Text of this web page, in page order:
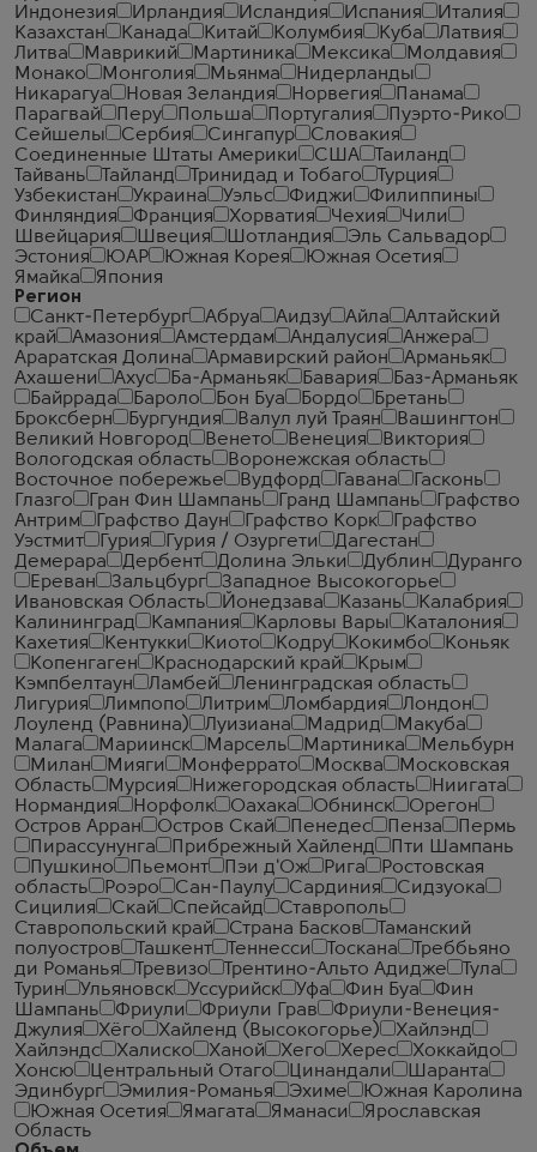
Индонезия
Ирландия Исландия Испания
Италия
Казахстан
Канада Китай Колумбия Куба
Латвия
Литва
Маврикий Мартиника Мексика
Молдавия
Монако
Монголия Мьянма
Нидерланды
Никарагуа
Новая Зеландия Норвегия
Панама
Парагвай
Перу Польша Португалия
Пуэрто-Рико
Сейшелы
Сербия Сингапур
Словакия
Соединенные Штаты Америки
США
Таиланд
Тайвань
Тайланд Тринидад и Тобаго
Турция
Узбекистан
Украина Уэльс Фиджи
Филиппины
Финляндия
Франция Хорватия Чехия
Чили
Швейцария
Швеция Шотландия
Эль Сальвадор
Эстония
ЮАР Южная Корея
Южная Осетия
Ямайка
Япония
Регион
Санкт-Петербург
Абруа Аидзу Айла
Алтайский
край
Амазония Амстердам Андалусия
Анжера
Араратская Долина
Армавирский район
Арманьяк
Ахашени
Ахус Ба-Арманьяк Бавария
Баз-Арманьяк
Байррада
Бароло Бон Буа Бордо
Бретань
Броксберн
Бургундия Валул луй Траян
Вашингтон
Великий Новгород
Венето Венеция
Виктория
Вологодская область
Воронежская область
Восточное побережье
Вудфорд Гавана
Гасконь
Глазго
Гран Фин Шампань Гранд Шампань
Графство
Антрим
Графство Даун Графство Корк
Графство
Уэстмит
Гурия Гурия / Озургети
Дагестан
Демерара
Дербент Долина Эльки Дублин
Дуранго
Ереван
Зальцбург
Западное Высокогорье
Ивановская Область
Йонедзава Казань
Калабрия
Калининград
Кампания Карловы Вары
Каталония
Кахетия
Кентукки Киото Кодру Кокимбо
Коньяк
Копенгаген
Краснодарский край
Крым
Кэмпбелтаун
Ламбей
Ленинградская область
Лигурия
Лимпопо Литрим Ломбардия
Лондон
Лоуленд (Равнина)
Луизиана Мадрид
Макуба
Малага
Мариинск Марсель Мартиника
Мельбурн
Милан
Мияги Монферрато Москва
Московская
Область
Мурсия Нижегородская область
Ниигата
Нормандия
Норфолк Оахака Обнинск
Орегон
Остров Арран
Остров Скай Пенедес Пенза
Пермь
Пирассунунга
Прибрежный Хайленд
Пти Шампань
Пушкино
Пьемонт Пэи д'Ож Рига
Ростовская
область
Роэро Сан-Паулу Сардиния
Сидзуока
Сицилия
Скай Спейсайд
Ставрополь
Ставропольский край
Страна Басков
Таманский
полуостров
Ташкент Теннесси Тоскана
Треббьяно
ди Романья
Тревизо Трентино-Альто Адидже
Тула
Турин
Ульяновск Уссурийск Уфа Фин Буа
Фин
Шампань
Фриули Фриули Грав
Фриули-Венеция-
Джулия
Хёго Хайленд (Высокогорье)
Хайлэнд
Хайлэндс
Халиско Ханой Хего Херес
Хоккайдо
Хонсю
Центральный Отаго Цинандали
Шаранта
Эдинбург
Эмилия-Романья Эхиме
Южная Каролина
Южная Осетия
Ямагата Яманаси
Ярославская
Область